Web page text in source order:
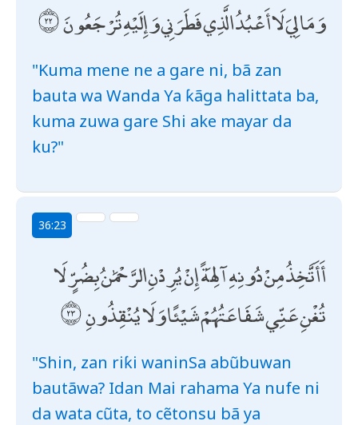
وَمَا لِيَ لَا أَعْبُدُ الَّذِي فَطَرَنِي وَإِلَيْهِ تُرْجَعُونَ
"Kuma mene ne a gare ni, bã zan
bauta wa Wanda Ya ƙãga halittata ba,
kuma zuwa gare Shi ake mayar da
ku?"
36:23
أَأَتَّخِذُ مِنْ دُونِهِ آلِهَةً إِنْ يُرِدْنِ الرَّحْمَٰنُ بِضُرٍّ لَا
تُغْنِ عَنِّي شَفَاعَتُهُمْ شَيْئًا وَلَا يُنْقِذُونِ
"Shin, zan riƙi waninSa abũbuwan
bautãwa? Idan Mai rahama Ya nufe ni
da wata cũta, to cẽtonsu bã ya